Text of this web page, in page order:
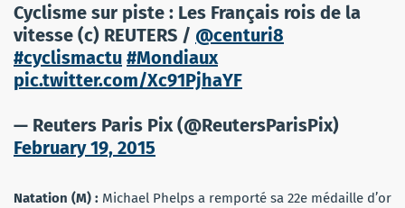
Cyclisme sur piste : Les Français rois de la
vitesse (c) REUTERS / @centuri8
#cyclismactu #Mondiaux
pic.twitter.com/Xc91PjhaYF
— Reuters Paris Pix (@ReutersParisPix)
February 19, 2015
Natation (M) : Michael Phelps a remporté sa 22e médaille d’or